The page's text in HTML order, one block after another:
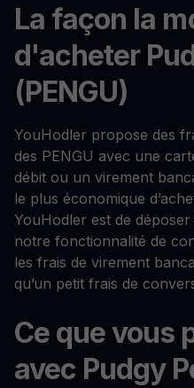
La façon la
d'acheter
(PENGU)
YouHodler propose des
des PENGU avec une
débit ou un virement
le plus économique
YouHodler est de déposer
notre fonctionnalité de
les frais de virement
qu’un petit frais de
Ce que vous
avec Pudgy